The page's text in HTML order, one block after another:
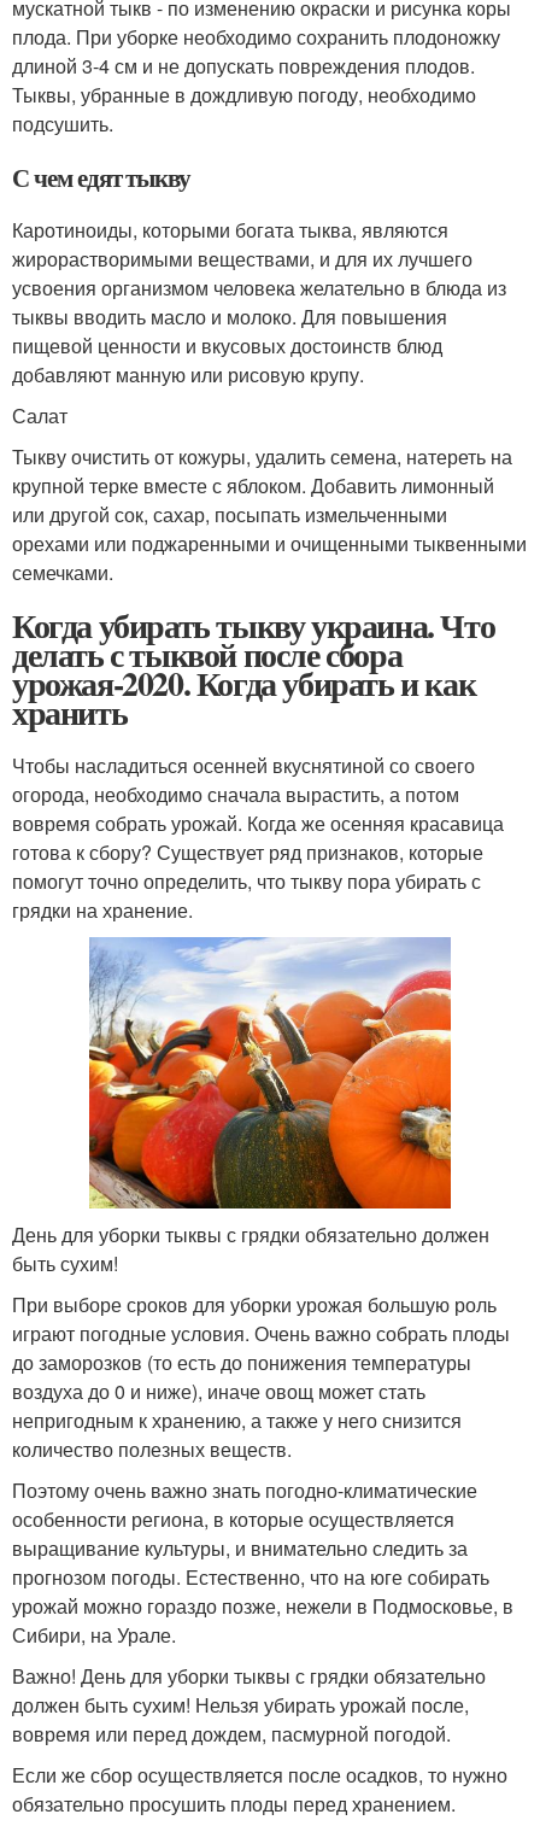
мускатной тыкв - по изменению окраски и рисунка коры
плода. При уборке необходимо сохранить плодоножку
длиной 3-4 см и не допускать повреждения плодов.
Тыквы, убранные в дождливую погоду, необходимо
подсушить.
С чем едят тыкву
Каротиноиды, которыми богата тыква, являются
жирорастворимыми веществами, и для их лучшего
усвоения организмом человека желательно в блюда из
тыквы вводить масло и молоко. Для повышения
пищевой ценности и вкусовых достоинств блюд
добавляют манную или рисовую крупу.
Салат
Тыкву очистить от кожуры, удалить семена, натереть на
крупной терке вместе с яблоком. Добавить лимонный
или другой сок, сахар, посыпать измельченными
орехами или поджаренными и очищенными тыквенными
семечками.
Когда убирать тыкву украина. Что
делать с тыквой после сбора
урожая-2020. Когда убирать и как
хранить
Чтобы насладиться осенней вкуснятиной со своего
огорода, необходимо сначала вырастить, а потом
вовремя собрать урожай. Когда же осенняя красавица
готова к сбору? Существует ряд признаков, которые
помогут точно определить, что тыкву пора убирать с
грядки на хранение.
День для уборки тыквы с грядки обязательно должен
быть сухим!
При выборе сроков для уборки урожая большую роль
играют погодные условия. Очень важно собрать плоды
до заморозков (то есть до понижения температуры
воздуха до 0 и ниже), иначе овощ может стать
непригодным к хранению, а также у него снизится
количество полезных веществ.
Поэтому очень важно знать погодно-климатические
особенности региона, в которые осуществляется
выращивание культуры, и внимательно следить за
прогнозом погоды. Естественно, что на юге собирать
урожай можно гораздо позже, нежели в Подмосковье, в
Сибири, на Урале.
Важно! День для уборки тыквы с грядки обязательно
должен быть сухим! Нельзя убирать урожай после,
вовремя или перед дождем, пасмурной погодой.
Если же сбор осуществляется после осадков, то нужно
обязательно просушить плоды перед хранением.